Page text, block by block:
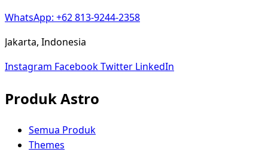
WhatsApp: +62 813-9244-2358
Jakarta, Indonesia
Instagram FacebookTwitter LinkedIn
Produk Astro
Semua Produk
Themes